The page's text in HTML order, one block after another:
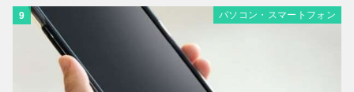
9 パソコン・スマートフォン